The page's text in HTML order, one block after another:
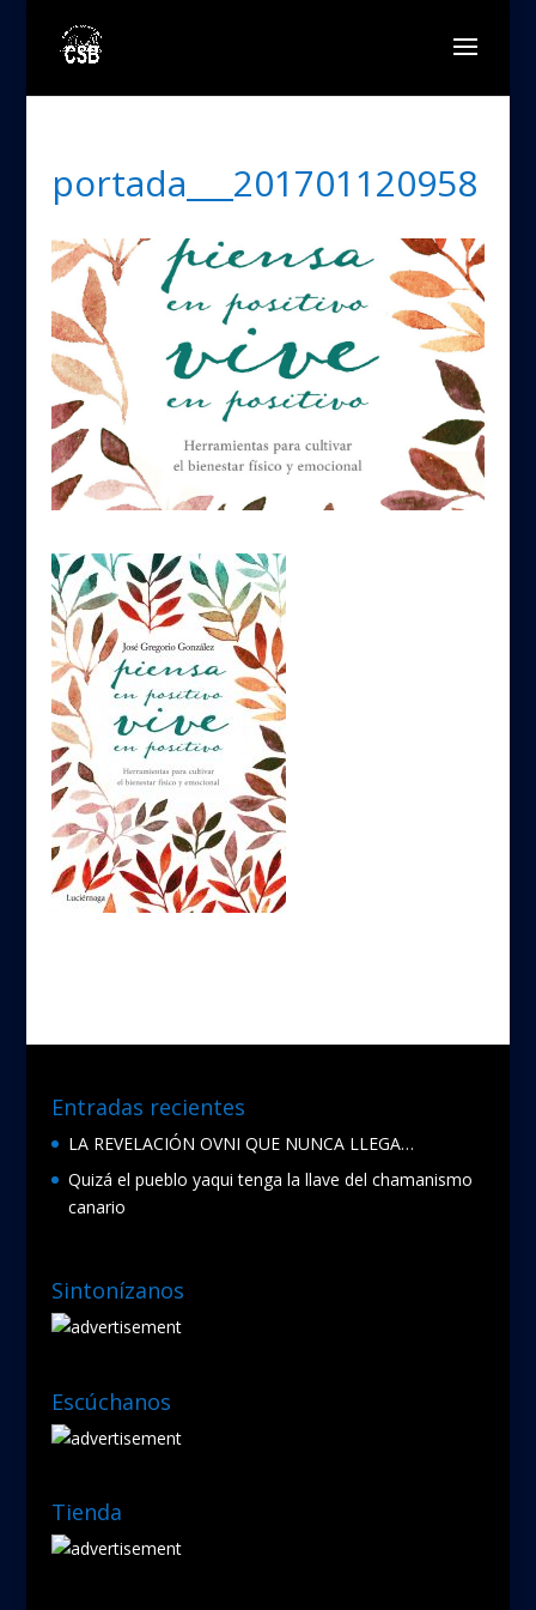
portada___201701120958
Entradas recientes
LA REVELACIÓN OVNI QUE NUNCA LLEGA…
Quizá el pueblo yaqui tenga la llave del chamanismo
canario
Sintonízanos
Escúchanos
Tienda